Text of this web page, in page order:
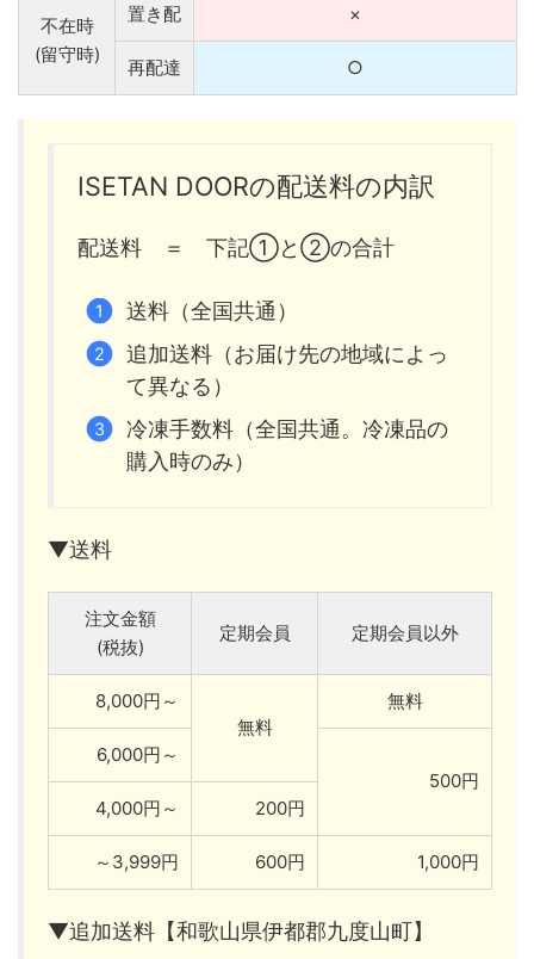
不在時
(留守時)
置き配 ×
再配達 ○
ISETAN DOORの配送料の内訳
配送料 ＝ 下記①と②の合計
送料（全国共通）
追加送料（お届け先の地域によっ
て異なる）
冷凍手数料（全国共通。冷凍品の
購入時のみ）
▼送料
注文金額
(税抜)
定期会員 定期会員以外
8,000円～
無料
無料
6,000円～
500円
4,000円～
200円
～3,999円 600円 1,000円
▼追加送料【和歌山県伊都郡九度山町】